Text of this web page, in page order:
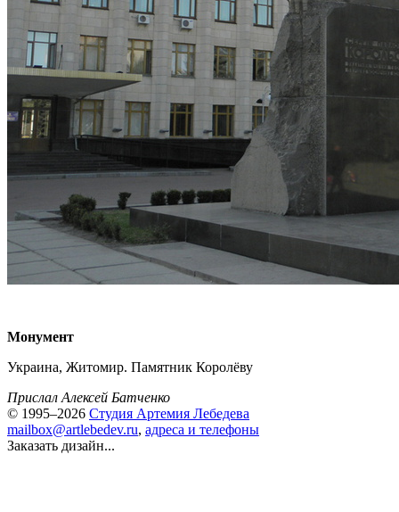
Монумент
Украина, Житомир. Памятник Королёву
Прислал Алексей Батченко
© 1995–2026 Студия Артемия Лебедева
mailbox@artlebedev.ru, адреса и телефоны
Заказать дизайн...